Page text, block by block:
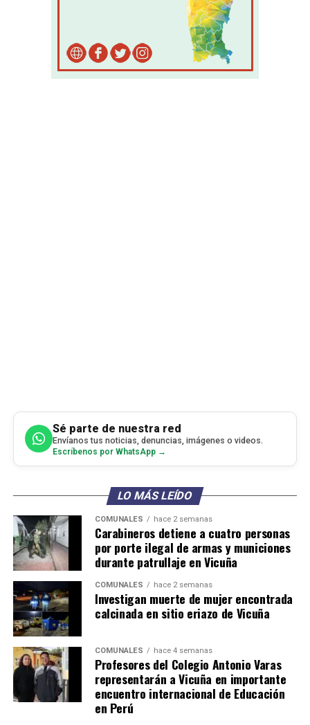
Sé parte de nuestra red
Envíanos tus noticias, denuncias, imágenes o videos.
Escríbenos por WhatsApp →
LO MÁS LEÍDO
COMUNALES hace 2 semanas
Carabineros detiene a cuatro personas
por porte ilegal de armas y municiones
durante patrullaje en Vicuña
COMUNALES hace 2 semanas
Investigan muerte de mujer encontrada
calcinada en sitio eriazo de Vicuña
COMUNALES hace 4 semanas
Profesores del Colegio Antonio Varas
representarán a Vicuña en importante
encuentro internacional de Educación
en Perú